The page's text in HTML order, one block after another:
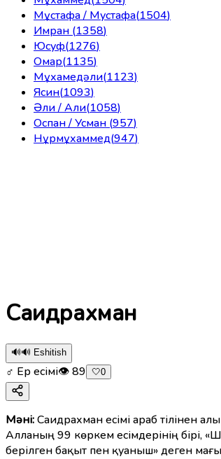
Мұстафа / Мустафа(1504)
Имран (1358)
Юсуф(1276)
Омар(1135)
Мұхамедәли(1123)
Ясин(1093)
Әли / Али(1058)
Оспан / Усман (957)
Нұрмұхаммед(947)
Саидрахман
🔊🔊 Eshitish
♂ Ер есімі👁89 🤍0
Мәні:Саидрахман есімі араб тілінен
Алланың 99 көркем есімдерінің бірі,
берілген бақыт пен қуаныш» деген